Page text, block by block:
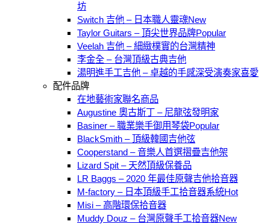
坊
Switch 吉他 – 日本職人靈魂
Taylor Guitars – 頂尖世界品牌
Veelah 吉他 – 細緻樸實的台灣精神
李金全 – 台灣頂級古典吉他
湯明進手工吉他 – 卓越的手感深受演奏家喜愛
配件品牌
在地藝術家聯名商品
Augustine 奧古斯丁 – 尼龍弦發明家
Basiner – 職業樂手御用琴袋
BlackSmith – 頂級韓國吉他弦
Cooperstand – 音樂人首選摺疊吉他架
Lizard Spit – 天然頂級保養品
LR Baggs – 2020 年最佳原聲吉他拾音器
M-factory – 日本頂級手工拾音器系統
Misi – 高階環保拾音器
Muddy Douz – 台灣原聲手工拾音器